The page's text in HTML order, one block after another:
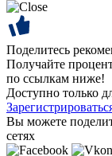
Поделитесь
Получайте
по ссылкам ниже!
Доступно только
Вы можете
сетях